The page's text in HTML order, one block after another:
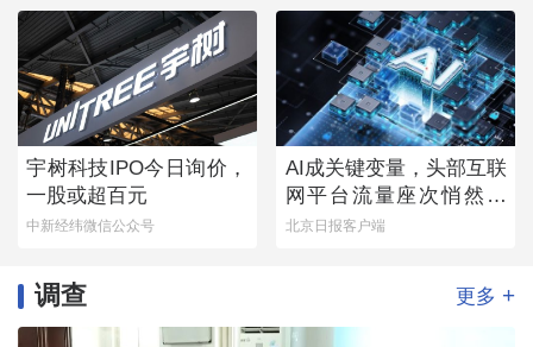
宇树科技IPO今日询价，
一股或超百元
中新经纬微信公众号
AI成关键变量，头部互联
网平台流量座次悄然生
变
北京日报客户端
调查 更多 +